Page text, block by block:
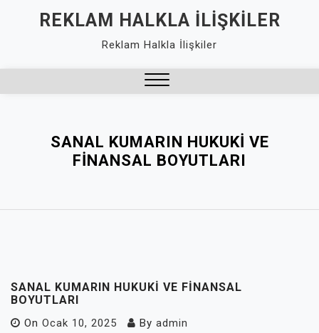
REKLAM HALKLA İLIŞKILER
Reklam Halkla İlişkiler
SANAL KUMARIN HUKUKI VE
FINANSAL BOYUTLARI
SANAL KUMARIN HUKUKI VE FINANSAL
BOYUTLARI
On Ocak 10, 2025 By admin